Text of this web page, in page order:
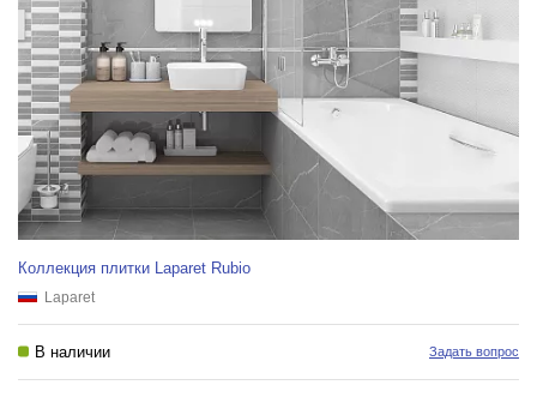
Коллекция плитки Laparet Rubio
Laparet
В наличии Задать вопрос